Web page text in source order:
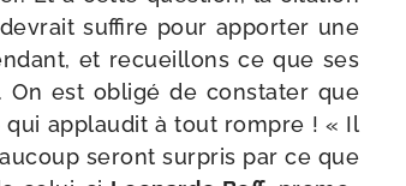
suf­fire pour appor­ter une
et recueillons ce que ses
est obli­gé de consta­ter que
qui applau­dit à tout rompre ! « Il
seront sur­pris par ce que